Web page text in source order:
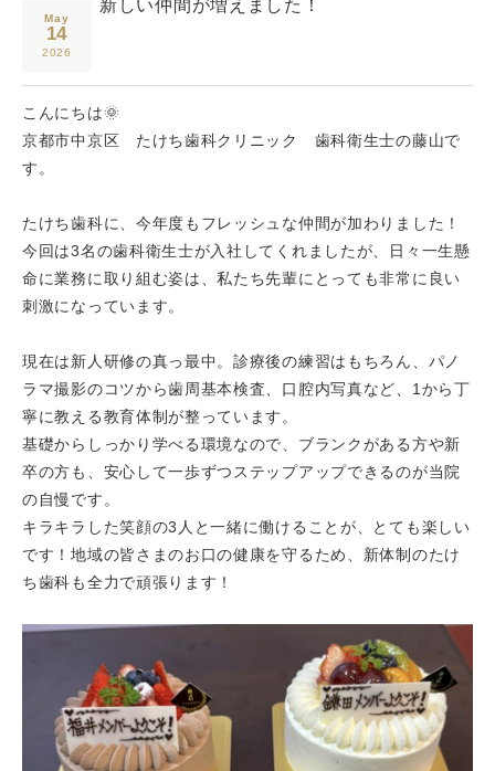
May
14
2026
新しい仲間が増えました！
こんにちは🌞
京都市中京区 たけち歯科クリニック 歯科衛生士の藤山で
す。
たけち歯科に、今年度もフレッシュな仲間が加わりました！
今回は3名の歯科衛生士が入社してくれましたが、日々一生懸
命に業務に取り組む姿は、私たち先輩にとっても非常に良い
刺激になっています。
現在は新人研修の真っ最中。診療後の練習はもちろん、パノ
ラマ撮影のコツから歯周基本検査、口腔内写真など、1から丁
寧に教える教育体制が整っています。
基礎からしっかり学べる環境なので、ブランクがある方や新
卒の方も、安心して一歩ずつステップアップできるのが当院
の自慢です。
キラキラした笑顔の3人と一緒に働けることが、とても楽しい
です！地域の皆さまのお口の健康を守るため、新体制のたけ
ち歯科も全力で頑張ります！